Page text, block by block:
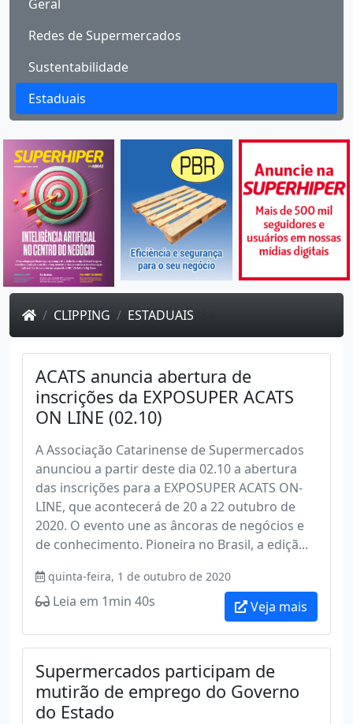
Geral
Redes de Supermercados
Sustentabilidade
Estaduais
CLIPPING ESTADUAIS
ACATS anuncia abertura de
inscrições da EXPOSUPER ACATS
ON LINE (02.10)
A Associação Catarinense de Supermercados
anunciou a partir deste dia 02.10 a abertura
das inscrições para a EXPOSUPER ACATS ON-
LINE, que acontecerá de 20 a 22 outubro de
2020. O evento une as âncoras de negócios e
de conhecimento. Pioneira no Brasil, a ediçã...
quinta-feira, 1 de outubro de 2020
Leia em 1min 40s Veja mais
Supermercados participam de
mutirão de emprego do Governo
do Estado